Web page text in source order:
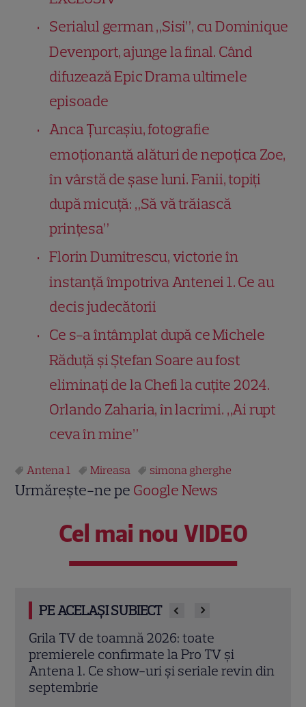
Serialul german „Sisi”, cu Dominique
Devenport, ajunge la final. Când
difuzează Epic Drama ultimele
episoade
Anca Țurcașiu, fotografie
emoționantă alături de nepoțica Zoe,
în vârstă de șase luni. Fanii, topiți
după micuță: „Să vă trăiască
prințesa”
Florin Dumitrescu, victorie în
instanță împotriva Antenei 1. Ce au
decis judecătorii
Ce s-a întâmplat după ce Michele
Răduță și Ștefan Soare au fost
eliminați de la Chefi la cuțite 2024.
Orlando Zaharia, în lacrimi. „Ai rupt
ceva în mine”
Antena 1 Mireasa simona gherghe
Urmărește-ne pe Google News
Cel mai nou VIDEO
PE ACELAȘI SUBIECT
Trei cupluri revin la „Insula Iubirii –
Reuniuni”. Ce se întâmplă când se
întâlnesc din nou cu Radu Vâlcan
Citește mai multe